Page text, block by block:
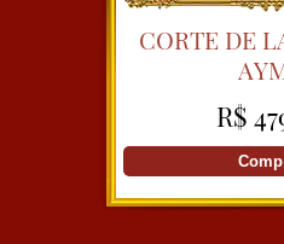
CORTE DE
R$